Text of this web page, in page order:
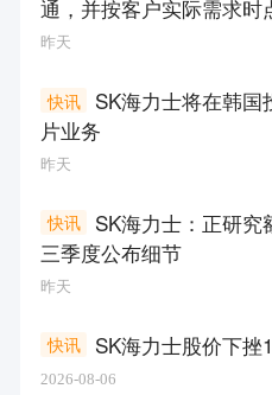
通，并按客户实际需求时
昨天
SK海力士将在韩
片业务
快讯
昨天
SK海力士：正研
三季度公布细节
快讯
昨天
SK海力士股价下挫
快讯
2026-08-06